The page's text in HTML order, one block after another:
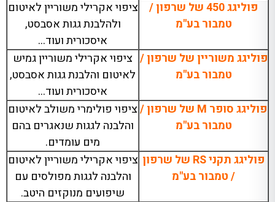
פוליגג 450 של שרפון /
טמבור בע"מ
ציפוי אקרילי משוריין לאיטום
ולהלבנת גגות אסבסט,
איסכורית ועוד…
פוליגג משוריין של שרפון /
טמבור בע"מ
ציפוי אקרילי משוריין גמיש
לאיטום והלבנת גגות אסבסט,
איסכורית ועוד…
פוליגג סופר M של שרפון /
טמבור בע"מ
ציפוי פולימרי משולב לאיטום
והלבנה לגגות שנאגרים בהם
מים עומדים.
פוליגג תקני RS של שרפון
/ טמבור בע"מ
ציפוי אקרילי משוריין לאיטום
והלבנה לגגות מפולסים עם
שיפועים מנוקזים היטב.